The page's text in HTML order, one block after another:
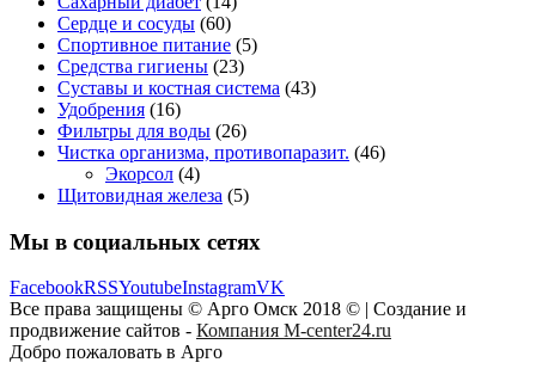
Сердце и сосуды (60)
Спортивное питание (5)
Средства гигиены (23)
Суставы и костная система (43)
Удобрения (16)
Фильтры для воды (26)
Чистка организма, противопаразит. (46)
Экорсол (4)
Щитовидная железа (5)
Мы в социальных сетях
FacebookRSSYoutubeInstagramVK
Все права защищены © Арго Омск 2018 © | Создание и
продвижение сайтов - Компания M-center24.ru
Добро пожаловать в Арго